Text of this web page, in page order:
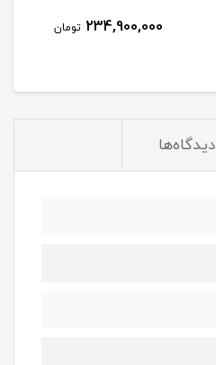
234,900,000 تومان
دیدگاه‌ها